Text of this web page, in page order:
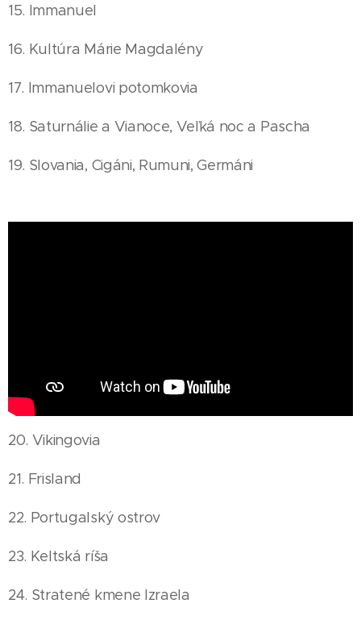
15. Immanuel
16. Kultúra Márie Magdalény
17. Immanuelovi potomkovia
18. Saturnálie a Vianoce, Veľká noc a Pascha
19. Slovania, Cigáni, Rumuni, Germáni
20. Vikingovia
21. Frisland
22. Portugalský ostrov
23. Keltská ríša
24. Stratené kmene Izraela